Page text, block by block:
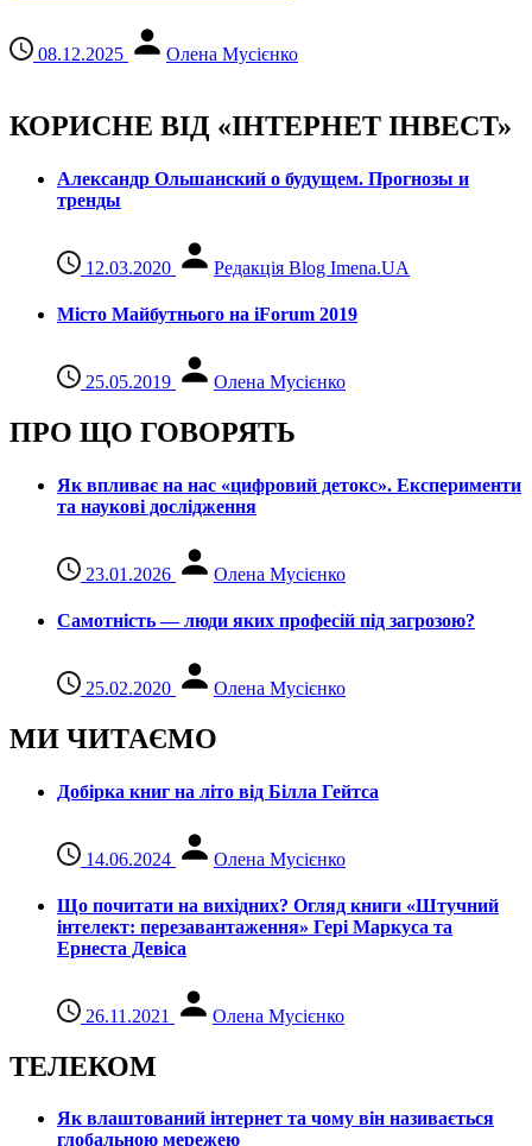
08.12.2025 Олена Мусієнко
КОРИСНЕ ВІД «ІНТЕРНЕТ ІНВЕСТ»
Александр Ольшанский о будущем. Прогнозы и
тренды
12.03.2020 Редакція Blog Imena.UA
Місто Майбутнього на iForum 2019
25.05.2019 Олена Мусієнко
ПРО ЩО ГОВОРЯТЬ
Як впливає на нас «цифровий детокс». Експерименти
та наукові дослідження
23.01.2026 Олена Мусієнко
Самотність — люди яких професій під загрозою?
25.02.2020 Олена Мусієнко
МИ ЧИТАЄМО
Добірка книг на літо від Білла Гейтса
14.06.2024 Олена Мусієнко
Що почитати на вихідних? Огляд книги «Штучний
інтелект: перезавантаження» Гері Маркуса та
Ернеста Девіса
26.11.2021 Олена Мусієнко
ТЕЛЕКОМ
Як влаштований інтернет та чому він називається
глобальною мережею